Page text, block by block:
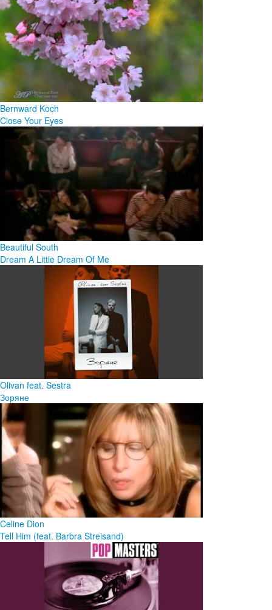
Bernward Koch
Close Your Eyes
Beautiful South
Dream A Little Dream Of Me
Olivan feat. Sestra
Зоряне
Celine Dion
Tell Him (feat. Barbra Streisand)